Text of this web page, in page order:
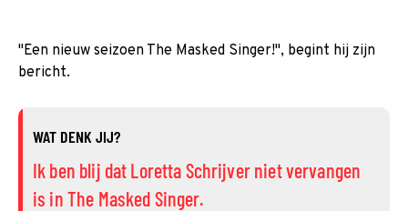
"Een nieuw seizoen The Masked Singer!", begint hij zijn
bericht.
WAT DENK JIJ?
Ik ben blij dat Loretta Schrijver niet vervangen
is in The Masked Singer.